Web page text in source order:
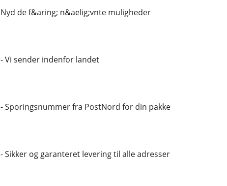
Nyd de f&aring; n&aelig;vnte muligheder
- Vi sender indenfor landet
- Sporingsnummer fra PostNord for din pakke
- Sikker og garanteret levering til alle adresser